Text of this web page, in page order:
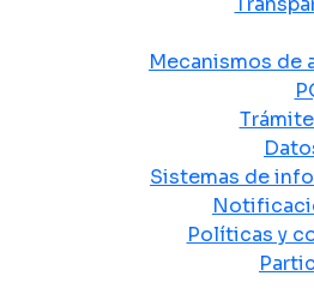
Mecanismos de
Sistemas de
Políticas y